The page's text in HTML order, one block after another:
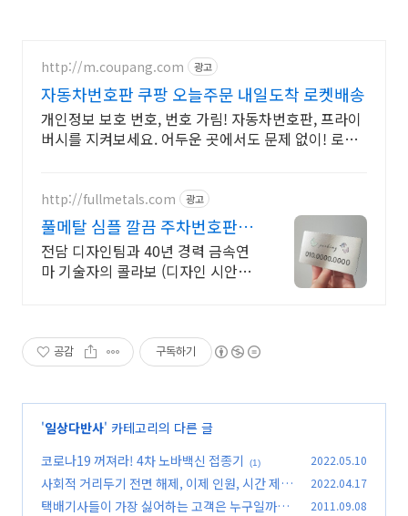
http://m.coupang.com 광고
자동차번호판 쿠팡 오늘주문 내일도착 로켓배송
개인정보 보호 번호, 번호 가림! 자동차번호판, 프라이
버시를 지켜보세요. 어두운 곳에서도 문제 없이! 로켓
http://fullmetals.com 광고
풀메탈 심플 깔끔 주차번호판
40년 금속연마 장인 제작
전담 디자인팀과 40년 경력 금속연
마 기술자의 콜라보 (디자인 시안제
공감 구독하기
'일상다반사' 카테고리의 다른 글
코로나19 꺼져라! 4차 노바백신 접종기
(1) 2022.05.10
사회적 거리두기 전면 해제, 이제 인원, 시간 제한
없다!
(0)
2022.04.17
택배기사들이 가장 싫어하는 고객은 누구일까? 2011.09.08